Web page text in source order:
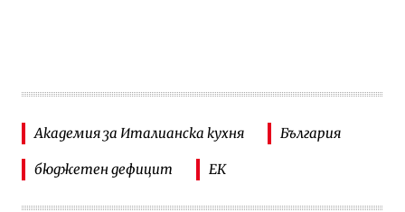
Академия за Италианска кухня България
бюджетен дефицит ЕК